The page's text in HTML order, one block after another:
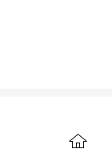
同党中央
调一致向